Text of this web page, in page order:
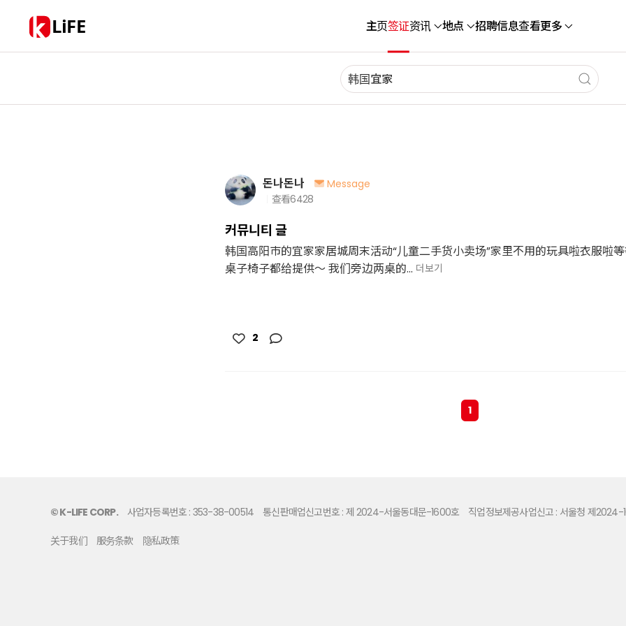
LiFE 主页签证资讯 地点 招聘信息查看更多
돈나돈나
Message
查看6428
커뮤니티 글
韩国高阳市的宜家家居城周末活动“儿童二手货小卖场”家里不用的玩具啦衣服啦
桌子椅子都给提供～ 我们旁边两桌的... 더보기
2
1
© K-LIFE CORP. 사업자등록번호 : 353-38-00514 통신판매업신고번호 : 제 2024-서울동대문-1600호 직업정보제공사업신고 : 서울청 제2024-
关于我们 服务条款 隐私政策